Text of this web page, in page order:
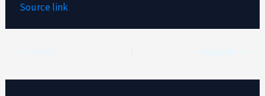
Source link